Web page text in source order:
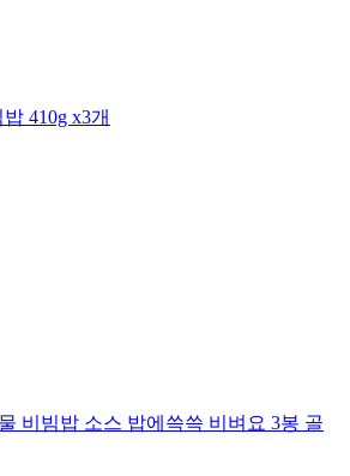
410g x3개
비빔밥 소스 밥에쓱쓱 비벼요 3봉 골